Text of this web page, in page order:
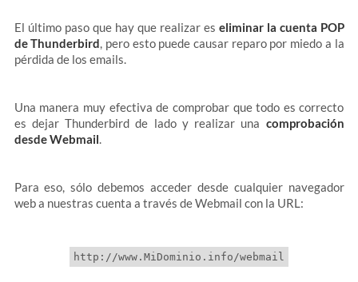
El último paso que hay que realizar es eliminar la cuenta POP
de Thunderbird, pero esto puede causar reparo por miedo a la
pérdida de los emails.
Una manera muy efectiva de comprobar que todo es correcto
es dejar Thunderbird de lado y realizar una comprobación
desde Webmail.
Para eso, sólo debemos acceder desde cualquier navegador
web a nuestras cuenta a través de Webmail con la URL: